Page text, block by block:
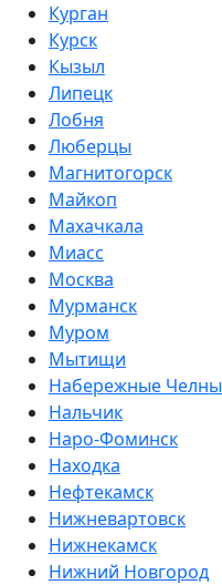
Курган
Курск
Кызыл
Липецк
Лобня
Люберцы
Магнитогорск
Майкоп
Махачкала
Миасс
Москва
Мурманск
Муром
Мытищи
Набережные Челны
Нальчик
Наро-Фоминск
Находка
Нефтекамск
Нижневартовск
Нижнекамск
Нижний Новгород